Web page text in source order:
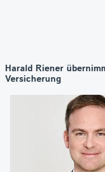
Harald Riener
Versicherung